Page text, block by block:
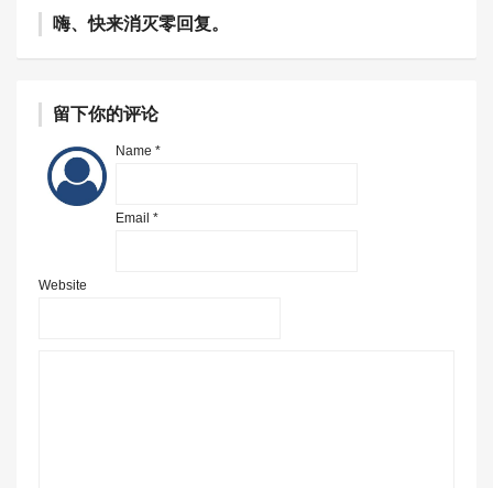
嗨、快来消灭零回复。
留下你的评论
Name *
Email *
Website